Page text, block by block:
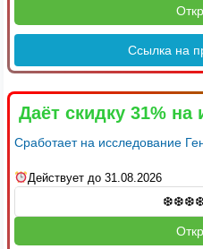
Ссылка на
Даёт скидку 31% на
Сработает на исследование
Действует до 31.08.2026